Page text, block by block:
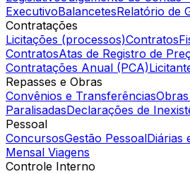
ExecutivoBalancetesRelatório de
Contratações
Licitações (processos)Contratos
ContratosAtas de Registro de
Contratações Anual (PCA)
Repasses e Obras
Convênios e Transferências
ParalisadasDeclarações de
Pessoal
ConcursosGestão PessoalDiárias
Mensal Viagens
Controle Interno